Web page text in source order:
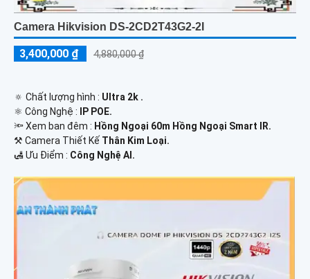
Camera Hikvision DS-2CD2T43G2-2I
3,400,000 ₫ 4,880,000 ₫
🔅 Chất lượng hình : Ultra 2k .
⚛️ Công Nghệ :
IP POE.
🔦 Xem ban đêm : Hồng Ngoại 60m Hồng Ngoại Smart IR.
⚒ Camera Thiết Kế Thân Kim Loại.
️🛃 Ưu Điểm : Công Nghệ AI.